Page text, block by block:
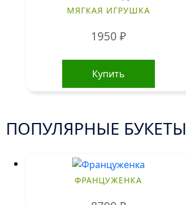
МЯГКАЯ ИГРУШКА
1950 ₽
Купить
ПОПУЛЯРНЫЕ БУКЕТЫ
ФРАНЦУЖЕНКА